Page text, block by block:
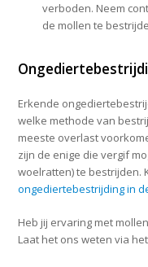
verboden. Neem
de mollen te
Erkende
welke methode van
meeste overlast
zijn de enige die vergif
woelratten) te bestrijden.
ongediertebestrijding in
Heb jij ervaring met
Laat het ons weten via